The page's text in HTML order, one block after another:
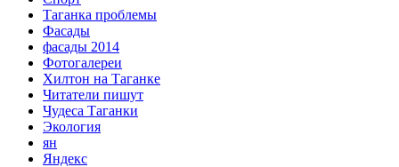
Таганка проблемы
Фасады
фасады 2014
Фотогалереи
Хилтон на Таганке
Читатели пишут
Чудеса Таганки
Экология
ян
Яндекс